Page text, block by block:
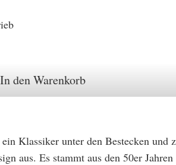
In den Warenkorb
Klassiker unter den Bestecken und
aus. Es stammt aus den 50er